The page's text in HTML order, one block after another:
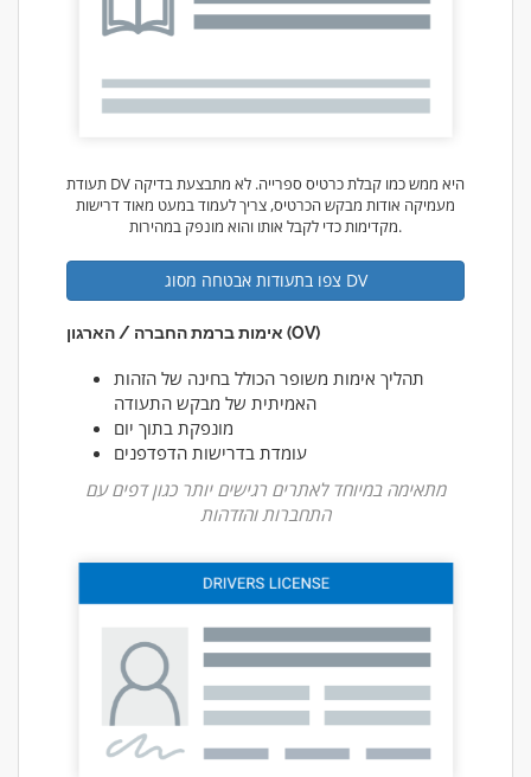
תעודת DV היא ממש כמו קבלת כרטיס ספרייה. לא מתבצעת בדיקה
מעמיקה אודות מבקש הכרטיס, צריך לעמוד במעט מאוד דרישות
מקדימות כדי לקבל אותו והוא מונפק במהירות.
צפו בתעודות אבטחה מסוג DV
אימות ברמת החברה / הארגון (OV)
תהליך אימות משופר הכולל בחינה של הזהות
האמיתית של מבקש התעודה
מונפקת בתוך יום
עומדת בדרישות הדפדפנים
מתאימה במיוחד לאתרים רגישים יותר כגון דפים עם
התחברות והזדהות